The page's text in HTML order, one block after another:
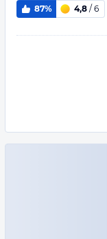
87% 4,8 / 6